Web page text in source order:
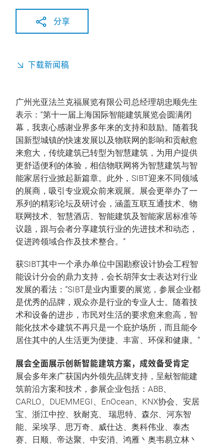
分享
下载新闻稿
广州光亚法兰克福展览有限公司总经理胡忠顺先生
表示：“第十一届上海国际智能建筑展览会圆满闭
幕，我衷心感谢业界多年来的支持和鼓励。随着我
国新型城镇的快速发展以及物联网的影响和贡献愈
来愈大，传统建筑已转型为智慧建筑，为用户提供
更舒适便利的体验，相信物联网将为智慧建筑与智
能家居行业掀起新篇章。此外，SIBT迎来不同领域
的展商，吸引专业观众前来观展。展会更举办了一
系列的精彩论坛及研讨会，涵盖互联互通技术、物
联网技术、智慧酒店、智能建筑及智能家居标准等
议题，跟与会者分享建筑行业的先进技术和动态，
促进跨领域合作及技术整合。”
获SIBT其中一个承办单位中国勘察设计协会工程智
能设计分会的鼎力支持，会长胡萍女士表达对行业
发展的看法：“SIBT是业内重要的展览，参展企业都
是优秀的品牌，观众亦是行业的专业人士。随着技
术和设备的进步，市民对生活的要求愈来愈高，智
能化技术令建筑不再只是一个庇护场所，而且能令
居住其中的人生活更为便捷、丰富、环保和健康。”
展会全面展示创新智能建筑方案，成效备受肯定
展会多年来广获国内外领先品牌支持，呈献智能建
筑前沿方案和技术，参展企业包括：ABB、
CARLO、DUEMMEGI、EnOcean、KNX协会、安居
宝、浙江中控、狄耐克、 瑞思特、森尔、河东智
能、采埃孚、思万奇、威仕达、奥科伟业、泰杰
赛、日顺、帝达聚、中安消、鸿雁丶奥韦易立林丶